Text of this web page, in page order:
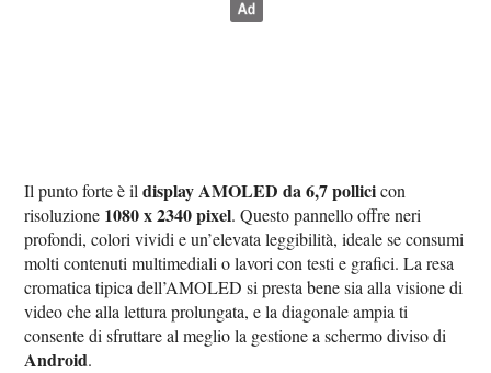
Il punto forte è ildisplay AMOLED da 6,7 pollicicon
risoluzione 1080 x 2340 pixel. Questo pannello offre neri
profondi, colori vividi e un’elevata leggibilità, ideale se consumi
molti contenuti multimediali o lavori con testi e grafici. La resa
cromatica tipica dell’AMOLED si presta bene sia alla visione di
video che alla lettura prolungata, e la diagonale ampia ti
consente di sfruttare al meglio la gestione a schermo diviso di
Android.